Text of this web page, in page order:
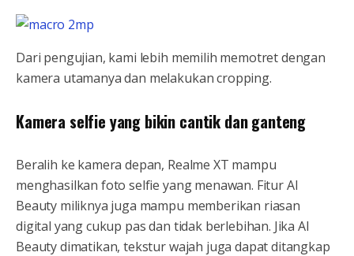
Dari pengujian, kami lebih memilih memotret dengan
kamera utamanya dan melakukan cropping.
Kamera selfie yang bikin cantik dan ganteng
Beralih ke kamera depan, Realme XT mampu
menghasilkan foto selfie yang menawan. Fitur AI
Beauty miliknya juga mampu memberikan riasan
digital yang cukup pas dan tidak berlebihan. Jika AI
Beauty dimatikan, tekstur wajah juga dapat ditangkap